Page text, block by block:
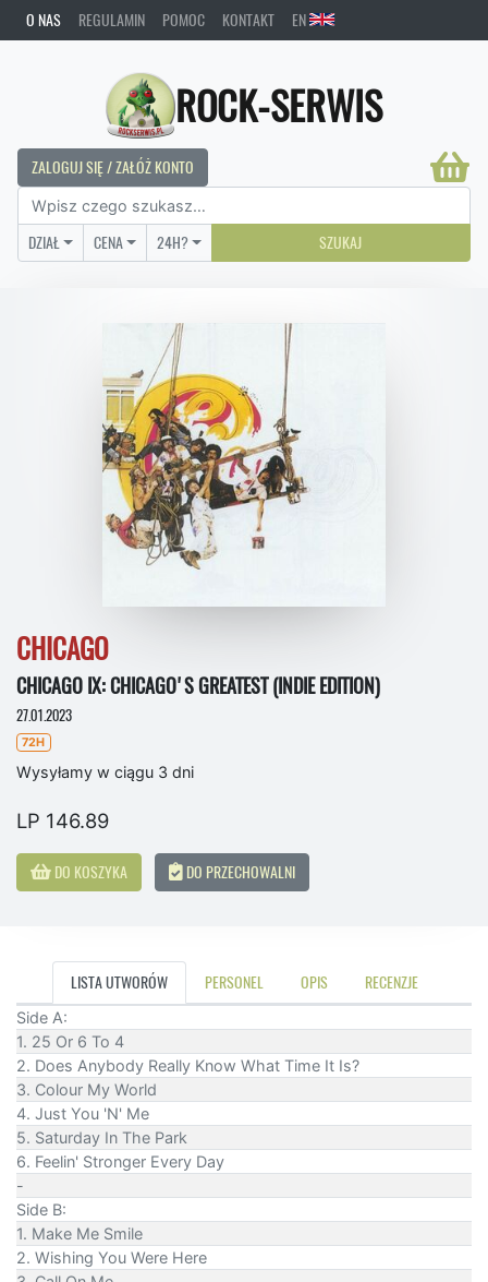
O NAS REGULAMIN POMOC KONTAKT EN
ROCK-SERWIS
ZALOGUJ SIĘ / ZAŁÓŻ KONTO
DZIAŁ CENA 24H? SZUKAJ
CHICAGO
CHICAGO IX: CHICAGO'S GREATEST (INDIE EDITION)
27.01.2023
72H
Wysyłamy w ciągu 3 dni
LP 146.89
DO KOSZYKA DO PRZECHOWALNI
LISTA UTWORÓW PERSONEL OPIS RECENZJE
Side A:
1. 25 Or 6 To 4
2. Does Anybody Really Know What Time It Is?
3. Colour My World
4. Just You 'N' Me
5. Saturday In The Park
6. Feelin' Stronger Every Day
-
Side B:
1. Make Me Smile
2. Wishing You Were Here